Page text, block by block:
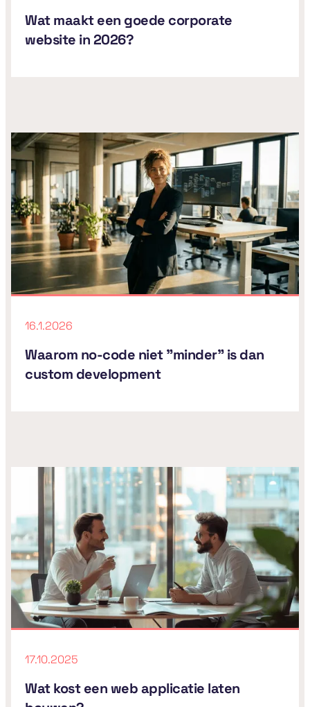
Wat maakt een goede corporate
website in 2026?
16.1.2026
Waarom no-code niet "minder" is dan
custom development
17.10.2025
Wat kost een web applicatie laten